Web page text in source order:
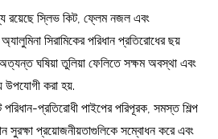
রয়েছে স্লিভ কিট, ফ্লেম নজল এবং
সিরামিকের পরিধান প্রতিরোধের ছয়
ঘষিয়া তুলিয়া ফেলিতে সক্ষম অবস্থা এবং
উপযোগী করা হয়.
প্রতিরোধী পাইপের পরিপূরক, সমস্ত শিল্প
সুরক্ষা প্রয়োজনীয়তাগুলিকে সম্বোধন করে এবং